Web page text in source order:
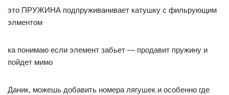
это ПРУЖИНА подпруживанивает катушку с фильрующим
элментом
ка понимаю если элемент забьет — продавит пружину и
пойдет мимо
Даник, можешь добавить номера лягушек и особенно где